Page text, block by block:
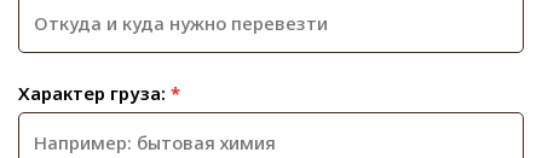
Характер груза: *